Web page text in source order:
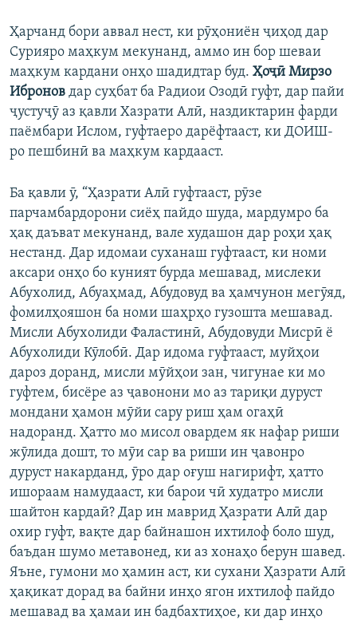
Ҳарчанд бори аввал нест, ки рӯҳониён ҷиҳод дар
Сурияро маҳкум мекунанд, аммо ин бор шеваи
маҳкум кардани онҳо шадидтар буд. Ҳоҷӣ Мирзо
Ибронов дар суҳбат ба Радиои Озодӣ гуфт, дар пайи
ҷустуҷӯ аз қавли Хазрати Алӣ, наздиктарин фарди
паёмбари Ислом, гуфтаеро дарёфтааст, ки ДОИШ-
ро пешбинӣ ва маҳкум кардааст.
Ба қавли ӯ, “Ҳазрати Алӣ гуфтааст, рӯзе
парчамбардорони сиёҳ пайдо шуда, мардумро ба
ҳақ даъват мекунанд, вале худашон дар роҳи ҳақ
нестанд. Дар идомаи суханаш гуфтааст, ки номи
аксари онҳо бо куният бурда мешавад, мислеки
Абухолид, Абуаҳмад, Абудовуд ва ҳамчунон мегӯяд,
фомилҳояшон ба номи шаҳрҳо гузошта мешавад.
Мисли Абухолиди Фаластинӣ, Абудовуди Мисрӣ ё
Абухолиди Кӯлобӣ. Дар идома гуфтааст, муйҳои
дароз доранд, мисли мӯйҳои зан, чигунае ки мо
гуфтем, бисёре аз ҷавонони мо аз тариқи дуруст
мондани ҳамон мӯйи сару риш ҳам огаҳӣ
надоранд. Ҳатто мо мисол овардем як нафар риши
жӯлида дошт, то мӯи сар ва риши ин ҷавонро
дуруст накарданд, ӯро дар оғуш нагирифт, ҳатто
ишораам намудааст, ки барои чӣ худатро мисли
шайтон кардаӣ? Дар ин маврид Ҳазрати Алӣ дар
охир гуфт, вақте дар байнашон ихтилоф боло шуд,
баъдан шумо метавонед, ки аз хонаҳо берун шавед.
Яъне, гумони мо ҳамин аст, ки сухани Ҳазрати Алӣ
ҳақикат дорад ва байни инҳо ягон ихтилоф пайдо
мешавад ва ҳамаи ин бадбахтиҳое, ки дар инҳо